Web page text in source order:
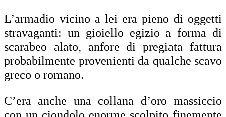
L’armadio vicino a lei era pieno di oggetti
stravaganti: un gioiello egizio a forma di
scarabeo alato, anfore di pregiata fattura
probabilmente provenienti da qualche scavo
greco o romano.
C’era anche una collana d’oro massiccio